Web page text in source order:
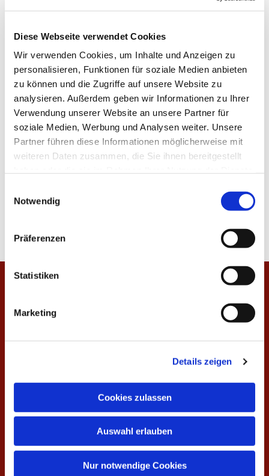
Diese Webseite verwendet Cookies
Wir verwenden Cookies, um Inhalte und Anzeigen zu
personalisieren, Funktionen für soziale Medien anbieten
zu können und die Zugriffe auf unsere Website zu
analysieren. Außerdem geben wir Informationen zu Ihrer
Verwendung unserer Website an unsere Partner für
soziale Medien, Werbung und Analysen weiter. Unsere
Partner führen diese Informationen möglicherweise mit
weiteren Daten zusammen, die Sie ihnen bereitgestellt
l
Notwendig
Präferenzen
Statistiken
Marketing
Details zeigen
Cookies zulassen
Auswahl erlauben
Nur notwendige Cookies
Veranstaltungen
Unsere Gottesdienste
Aktuelles
Aktuelle Nachrichten aus der Gemeinde
Fundraising
Unser Gemeindebrief
Amtshandlungen